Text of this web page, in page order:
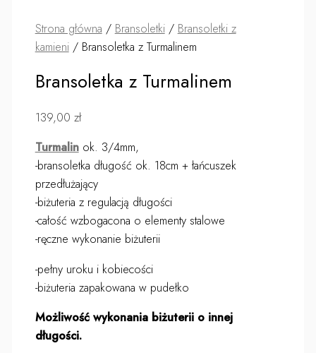
Strona główna / Bransoletki/ Bransoletki z
kamieni/ Bransoletka z Turmalinem
Bransoletka z Turmalinem
139,00 zł
Turmalin ok. 3/4mm,
-bransoletka długość ok. 18cm + łańcuszek
przedłużający
-biżuteria z regulacją długości
-całość wzbogacona o elementy stalowe
-ręczne wykonanie biżuterii
-pełny uroku i kobiecości
-biżuteria zapakowana w pudełko
Możliwość wykonania biżuterii o innej
długości.